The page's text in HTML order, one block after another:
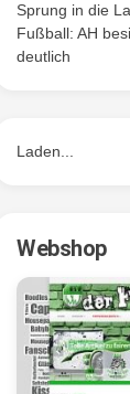
Sprung in die
Fußball: AH
deutlich
Laden...
Webshop